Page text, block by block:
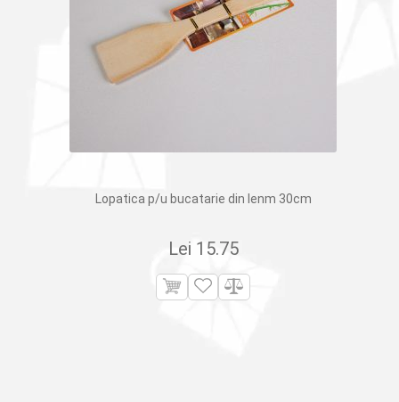
Lopatica p/u bucatarie din lenm 30cm
Lei 15.75